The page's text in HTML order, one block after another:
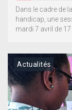
Dans le cadre de
handicap, une
mardi 7 avril de 17
Actualités